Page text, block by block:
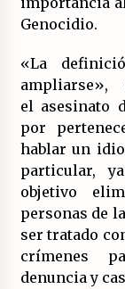
Genocidio.
«La
el asesinato
por
hablar un
particular,
objetivo
personas de
ser tratado
crímenes
denuncia y